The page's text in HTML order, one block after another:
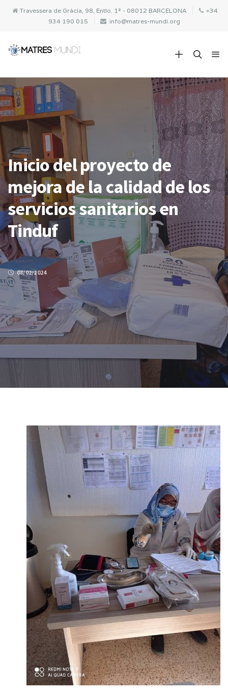
Travessera de Gràcia, 98, Entlo. 1ª - 08012 BARCELONA
+34
934 190 015
info@matres-mundi.org
Inicio del proyecto de
mejora de la calidad de los
servicios sanitarios en
Tinduf
08/02/2024